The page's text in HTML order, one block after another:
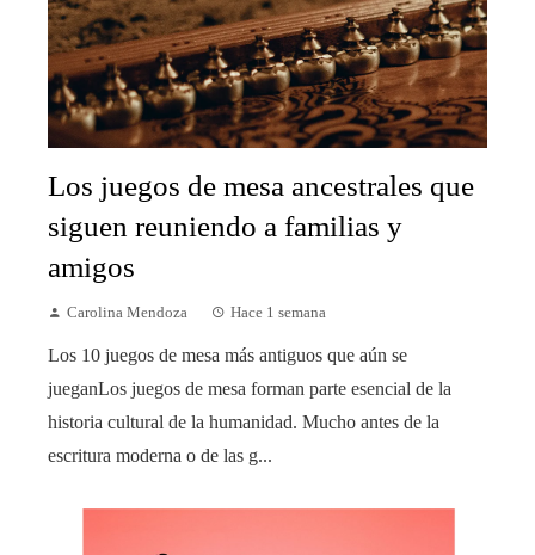
Los juegos de mesa ancestrales que
siguen reuniendo a familias y
amigos
Carolina Mendoza Hace 1 semana
Los 10 juegos de mesa más antiguos que aún se
jueganLos juegos de mesa forman parte esencial de la
historia cultural de la humanidad. Mucho antes de la
escritura moderna o de las g...